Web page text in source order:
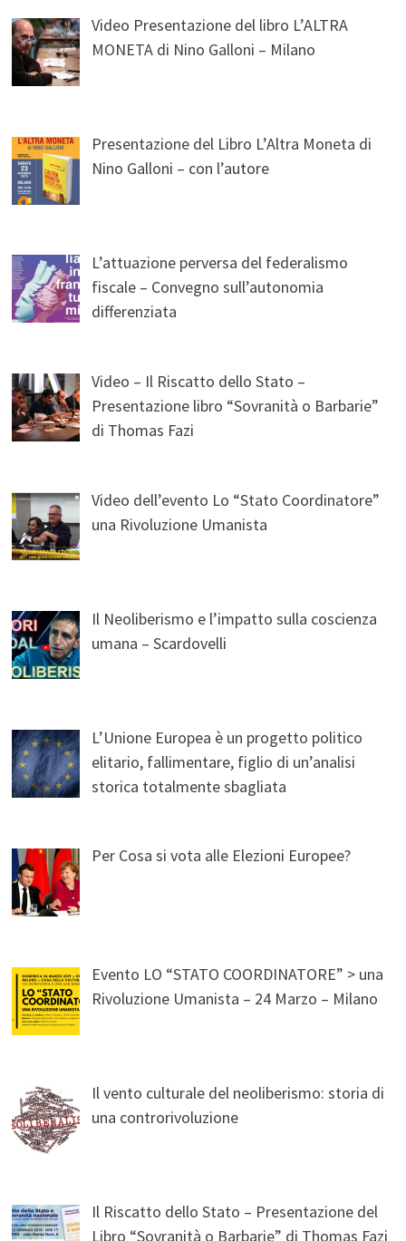
Video Presentazione del libro L’ALTRA
MONETA di Nino Galloni – Milano
Presentazione del Libro L’Altra Moneta di
Nino Galloni – con l’autore
L’attuazione perversa del federalismo
fiscale – Convegno sull’autonomia
differenziata
Video – Il Riscatto dello Stato –
Presentazione libro “Sovranità o Barbarie”
di Thomas Fazi
Video dell’evento Lo “Stato Coordinatore”
una Rivoluzione Umanista
Il Neoliberismo e l’impatto sulla coscienza
umana – Scardovelli
L’Unione Europea è un progetto politico
elitario, fallimentare, figlio di un’analisi
storica totalmente sbagliata
Per Cosa si vota alle Elezioni Europee?
Evento LO “STATO COORDINATORE” > una
Rivoluzione Umanista – 24 Marzo – Milano
Il vento culturale del neoliberismo: storia di
una controrivoluzione
Il Riscatto dello Stato – Presentazione del
Libro “Sovranità o Barbarie” di Thomas Fazi